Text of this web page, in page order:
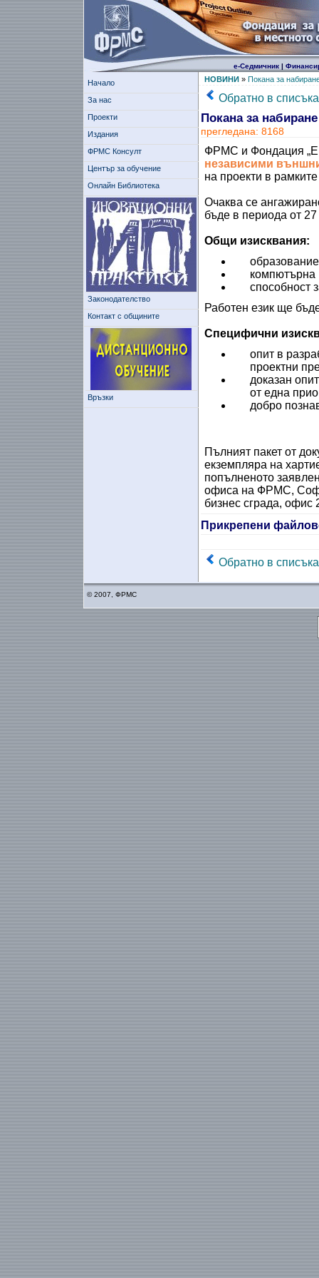
е-Седмичник|
Начало
За нас
Проекти
Издания
ФРМС Консулт
Център за обучение
Онлайн Библиотека
Законодателство
Контакт с общините
Връзки
НОВИНИ» Покана за
Обратно в списъка
Покана за
прегледана: 8168
ФРМС и Фондация
независими
на проекти в
Очаква се
бъде в периода от
Общи изисквания:
компютърна
способност
Работен език ще
Специфични
опит в
проектни
доказан
от една
добро
Пълният пакет от
екземпляра на
попълненото
офиса на ФРМС,
бизнес сграда,
Прикрепени
Обратно в списъка
© 2007, ФРМС